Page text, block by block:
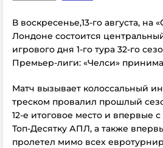
В воскресенье,13-го августа,
Лондоне состоится
игрового дня 1-го тура 32-го
Премьер-лиги: «Челси»
Матч вызывает колоссальный
треском провалил прошлый
12-е итоговое место и впервые с
Топ-Десятку АПЛ, а также
пролетел мимо всех